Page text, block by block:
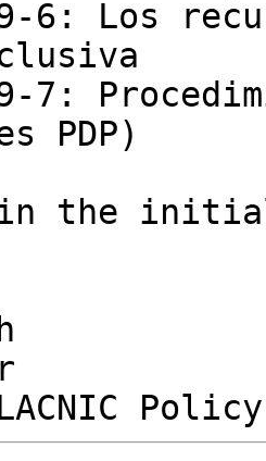
PDP)
the initial